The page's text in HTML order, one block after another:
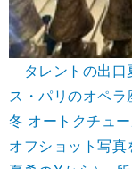
タレントの出口
ス・パリのオペ
冬 オートクチュ
オフショット写